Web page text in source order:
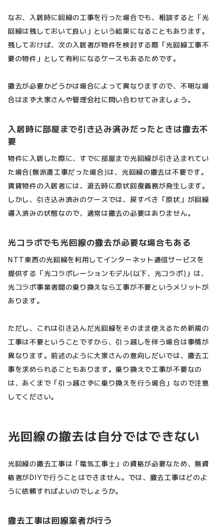
なお、入居時に回線の工事を行った場合でも、相談すると「光
回線は残しておいて良い」という結果になることもあります。
残しておけば、次の入居者が物件を検討する際「光回線工事不
要の物件」として有利になるケースもあるためです。
撤去が必要かどうかは場合によって異なりますので、不明な場
合はまず大家さんや管理会社に問い合わせてみましょう。
入居時に部屋まで引き込み済みだったときは撤去不
要
物件に入居した際に、すでに部屋まで光回線が引き込まれてい
た場合(無派遣工事だった場合)は、光回線の撤去は不要です。
賃貸物件の入居者には、退去時に原状回復義務が発生します。
しかし、引き込み済みのケースでは、戻すべき「原状」が回線
導入済みの状態なので、通常は撤去の必要はありません。
光コラボでも光回線の撤去が必要な場合もある
NTT東西の光回線を利用してインターネット通信サービスを
提供する「光コラボレーションモデル(以下、光コラボ)」は、
光コラボ事業者間の乗り換えなら工事が不要というメリットが
あります。
ただし、これは引き込んだ光回線をそのまま使えるため新規の
工事は不要ということですから、引っ越しを伴う場合は事情が
異なります。前述のように大家さんの意向しだいでは、撤去工
事を求められることもあります。乗り換えで工事が不要なの
は、あくまで「引っ越さずに乗り換えを行う場合」なので注意
してください。
光回線の撤去は自分ではできない
光回線の撤去工事は「電気工事士」の資格が必要なため、無資
格者がDIYで行うことはできません。では、撤去工事はどのよ
うに依頼すればよいのでしょうか。
撤去工事は回線業者が行う